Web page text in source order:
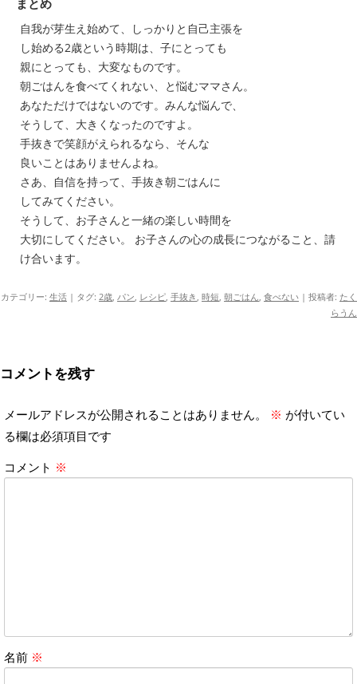
自我が芽生え始めて、しっかりと自己主張を
し始める2歳という時期は、子にとっても
親にとっても、大変なものです。
朝ごはんを食べてくれない、と悩むママさん。
あなただけではないのです。みんな悩んで、
そうして、大きくなったのですよ。
手抜きで笑顔がえられるなら、そんな
良いことはありませんよね。
さあ、自信を持って、手抜き朝ごはんに
してみてください。
そうして、お子さんと一緒の楽しい時間を
大切にしてください。 お子さんの心の成長につながること、請
け合います。
カテゴリー: 生活 | タグ: 2歳 パン レシピ 手抜き 時短 朝ごはん 食べない | 投稿者: たく
らうん
コメントを残す
メールアドレスが公開されることはありません。 ※ が付いてい
る欄は必須項目です
コメント ※
名前 ※